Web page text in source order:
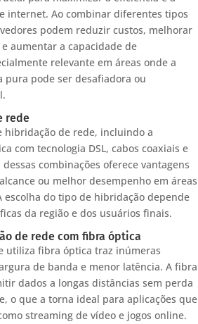
internet. Ao combinar diferentes tipos
podem reduzir custos, melhorar
aumentar a capacidade de
relevante em áreas onde a
pura pode ser desafiadora ou
rede
hibridação de rede, incluindo a
com tecnologia DSL, cabos coaxiais e
combinações oferece vantagens
ou melhor desempenho em áreas
escolha do tipo de hibridação depende
da região e dos usuários finais.
de rede com fibra óptica
utiliza fibra óptica traz inúmeras
de banda e menor latência. A fibra
dados a longas distâncias sem perda
o que a torna ideal para aplicações que
streaming de vídeo e jogos online.